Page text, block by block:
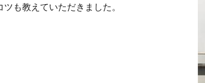
も教えていただきました。